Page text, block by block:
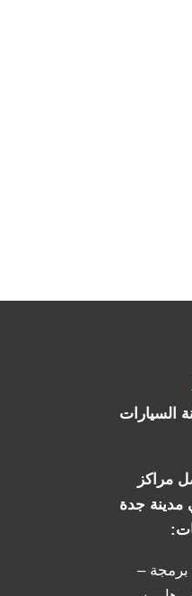
السيارات
مراكز
مدينة جدة
برمجة –